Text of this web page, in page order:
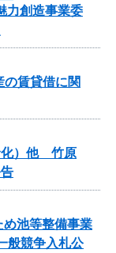
力創造事業委
の賃貸借に関
化）他 竹原
め池等整備事業
般競争入札公